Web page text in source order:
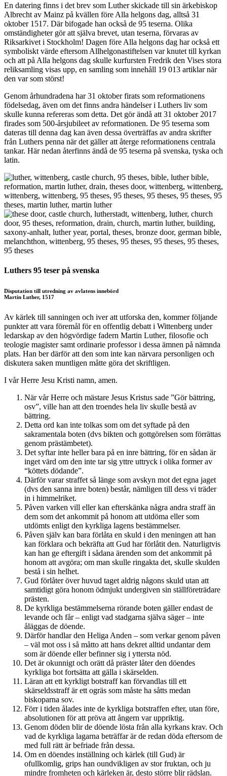
En datering finns i det brev som Luther skickade till sin ärkebiskop
Albrecht av Mainz på kvällen före Alla helgons dag, alltså 31
oktober 1517. Där bifogade han också de 95 teserna. Olika
omständigheter gör att själva brevet, utan teserna, förvaras av
Riksarkivet i Stockholm! Dagen före Alla helgons dag har också ett
symboliskt värde eftersom Allhelgonastiftelsen var knutet till kyrkan
och att på Alla helgons dag skulle kurfursten Fredrik den Vises stora
reliksamling visas upp, en samling som innehåll 19 013 artiklar när
den var som störst!
Genom århundradena har 31 oktober firats som reformationens
födelsedag, även om det finns andra händelser i Luthers liv som
skulle kunna refereras som detta. Det gör ändå att 31 oktober 2017
firades som 500-årsjubileet av reformationen. De 95 teserna som
dateras till denna dag kan även dessa överträffas av andra skrifter
från Luthers penna när det gäller att återge reformationens centrala
tankar. Här nedan återfinns ändå de 95 teserna på svenska, tyska och
latin.
Luthers 95 teser på svenska
Disputation till utredning av avlatens innebörd
Martin Luther, 1517
Av kärlek till sanningen och iver att utforska den, kommer följande
punkter att vara föremål för en offentlig debatt i Wittenberg under
ledarskap av den högvördige fadern Martin Luther, filosofie och
teologie magister samt ordinarie professor i dessa ämnen på nämnda
plats. Han ber därför att den som inte kan närvara personligen och
diskutera saken muntligen måtte göra det skriftligen.
I vår Herre Jesu Kristi namn, amen.
När vår Herre och mästare Jesus Kristus sade ”Gör bättring,
osv”, ville han att den troendes hela liv skulle bestå av
bättring.
Detta ord kan inte tolkas som om det syftade på den
sakramentala boten (dvs bikten och gottgörelsen som förrättas
genom prästämbetet).
Det syftar inte heller bara på en inre bättring, för en sådan är
inget värd om den inte tar sig yttre uttryck i olika former av
“köttets dödande”.
Därför varar straffet så länge som avskyn mot det egna jaget
(dvs den sanna inre boten) består, nämligen till dess vi träder
in i himmelriket.
Påven varken vill eller kan efterskänka några andra straff än
dem som det ankommit på honom att utdöma eller som
utdömts enligt den kyrkliga lagens bestämmelser.
Påven själv kan bara förlåta en skuld i den meningen att han
kan förklara och bekräfta att Gud har förlåtit den. Naturligtvis
kan han ge eftergift i sådana ärenden som det ankommit på
honom att avgöra; om man skulle ringakta det, skulle skulden
bestå i sin helhet.
Gud förlåter över huvud taget aldrig någons skuld utan att
samtidigt göra honom ödmjukt undergiven sin ställföreträdare
prästen.
De kyrkliga bestämmelserna rörande boten gäller endast de
levande och får – enligt vad stadgarna själva säger – inte
åläggas de döende.
Därför handlar den Heliga Anden – som verkar genom påven
– väl mot oss i så måtto att hans dekret alltid undantar dem
som är döende eller befinner sig i yttersta nöd.
Det är okunnigt och orätt då präster låter den döendes
kyrkliga bot fortsätta att gälla i skärselden.
Läran att ett kyrkligt botstraff kan förvandlas till ett
skärseldsstraff är ett ogräs som måste ha såtts medan
biskoparna sov.
Förr i tiden ålades inte de kyrkliga botstraffen efter, utan före,
absolutionen för att pröva att ångern var uppriktig.
Genom döden blir de döende lösta från alla kyrkans krav. Och
vad de kyrkliga lagarna beträffar är de redan döda eftersom de
med full rätt är befriade från dessa.
Om en döendes inställning och kärlek (till Gud) är
ofullkomlig, grips han oundvikligen av stor fruktan, och ju
mindre fromheten och kärleken är, desto större blir rädslan.